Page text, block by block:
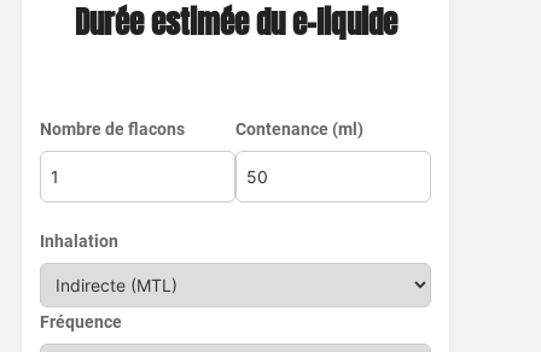
Durée estimée du e-liquide
Nombre de flacons Contenance (ml)
Inhalation
Fréquence